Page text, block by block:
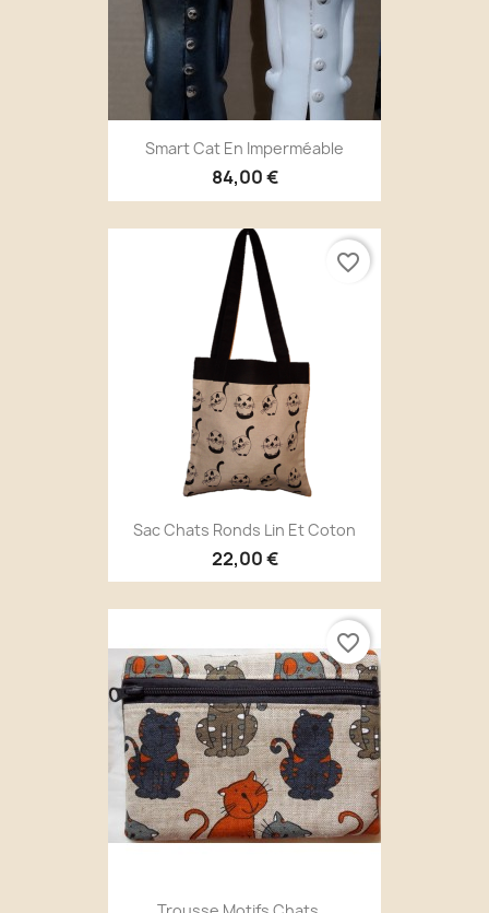
Smart Cat En Imperméable
84,00 €
Sac Chats Ronds Lin Et Coton
22,00 €
favorite_border
favorite_border